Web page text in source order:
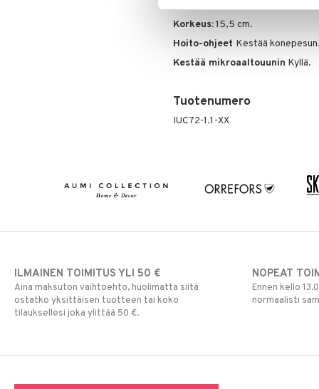
Korkeus:15,5 cm.
Hoito-ohjeet Kestää konepesun.
Kestää mikroaaltouunin Kyllä.
Tuotenumero
IUC72-1.1-XX
ILMAINEN TOIMITUS YLI 50 €
Aina maksuton vaihtoehto, huolimatta siitä
ostatko yksittäisen tuotteen tai koko
tilauksellesi joka ylittää 50 €.
NOPEAT
Ennen kello
normaalisti